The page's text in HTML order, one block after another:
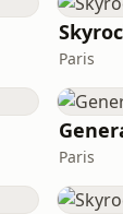
Paris
Paris